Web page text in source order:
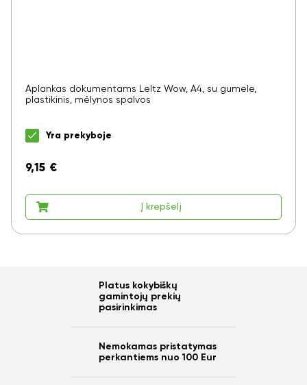
Aplankas dokumentams LeItz Wow, A4, su gumele,
plastikinis, mėlynos spalvos
Yra prekyboje
9,15 €
Į krepšelį
Platus kokybiškų
gamintojų prekių
pasirinkimas
Nemokamas pristatymas
perkantiems nuo 100 Eur